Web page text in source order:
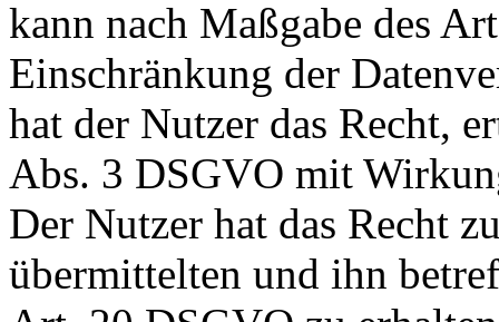
kann nach Maßgabe des
Einschränkung der
hat der Nutzer das Recht,
Abs. 3 DSGVO mit
Der Nutzer hat das Recht
übermittelten und ihn